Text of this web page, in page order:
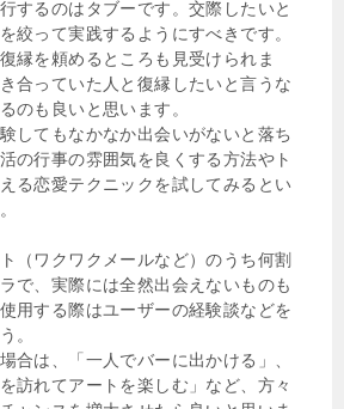
するのはタブーです。交際したいと
絞って実践するようにすべきです。
縁を頼めるところも見受けられま
合っていた人と復縁したいと言うな
のも良いと思います。
してもなかなか出会いがないと落ち
の行事の雰囲気を良くする方法やト
る恋愛テクニックを試してみるとい
（ワクワクメールなど）のうち何割
で、実際には全然出会えないものも
用する際はユーザーの経験談などを
。
合は、「一人でバーに出かける」、
訪れてアートを楽しむ」など、方々